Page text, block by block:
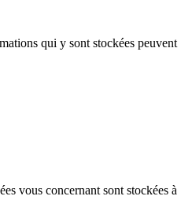
qui y sont stockées peuvent
vous concernant sont stockées à